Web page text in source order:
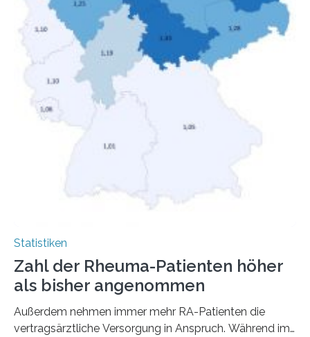
Statistiken
Zahl der Rheuma-Patienten höher
als bisher angenommen
Außerdem nehmen immer mehr RA-Patienten die
vertragsärztliche Versorgung in Anspruch. Während im